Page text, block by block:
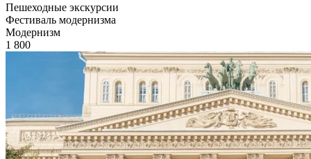
Пешеходные экскурсии
Фестиваль модернизма
Модернизм
1 800